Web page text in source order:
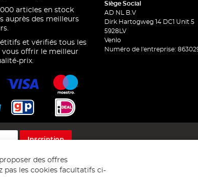
000 articles en stock
auprès des meilleurs
et vérifiés tous les
vous offrir le meilleur
prix.
Siège Social
AD NL B.V
Dirk Hartogweg 14 DC1 Unit 5
5928LV
Venlo
Numéro de l'entreprise:
Inscription
des offres
pas les cookies facultatifs ci-